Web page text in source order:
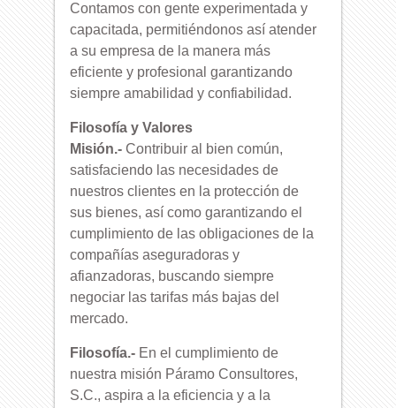
Contamos con gente experimentada y
capacitada, permitiéndonos así atender
a su empresa de la manera más
eficiente y profesional garantizando
siempre amabilidad y confiabilidad.
Filosofía y Valores
Misión.- Contribuir al bien común,
satisfaciendo las necesidades de
nuestros clientes en la protección de
sus bienes, así como garantizando el
cumplimiento de las obligaciones de la
compañías aseguradoras y
afianzadoras, buscando siempre
negociar las tarifas más bajas del
mercado.
Filosofía.- En el cumplimiento de
nuestra misión Páramo Consultores,
S.C., aspira a la eficiencia y a la